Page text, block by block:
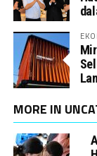
MORE IN